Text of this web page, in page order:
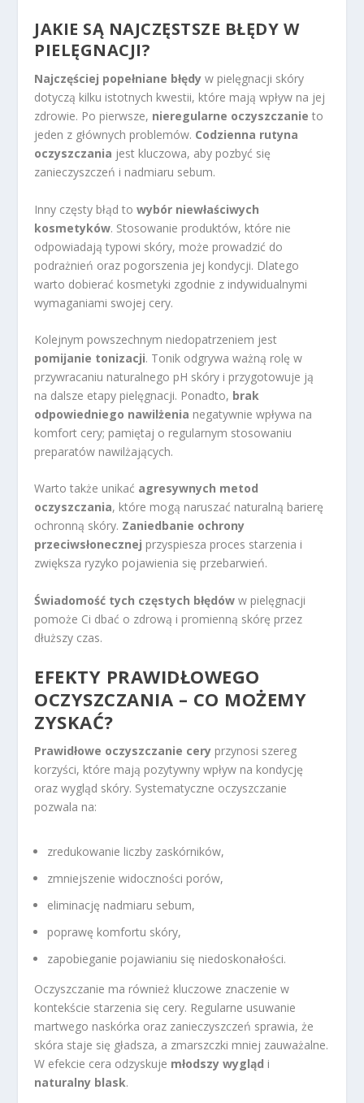
JAKIE SĄ NAJCZĘSTSZE BŁĘDY W
PIELĘGNACJI?
Najczęściej popełniane błędy w pielęgnacji skóry
dotyczą kilku istotnych kwestii, które mają wpływ na jej
zdrowie. Po pierwsze, nieregularne oczyszczanie to
jeden z głównych problemów. Codzienna rutyna
oczyszczania jest kluczowa, aby pozbyć się
zanieczyszczeń i nadmiaru sebum.
Inny częsty błąd towybór niewłaściwych
kosmetyków. Stosowanie produktów, które nie
odpowiadają typowi skóry, może prowadzić do
podrażnień oraz pogorszenia jej kondycji. Dlatego
warto dobierać kosmetyki zgodnie z indywidualnymi
wymaganiami swojej cery.
Kolejnym powszechnym niedopatrzeniem jest
pomijanie tonizacji. Tonik odgrywa ważną rolę w
przywracaniu naturalnego pH skóry i przygotowuje ją
na dalsze etapy pielęgnacji. Ponadto, brak
odpowiedniego nawilżenia negatywnie wpływa na
komfort cery; pamiętaj o regularnym stosowaniu
preparatów nawilżających.
Warto także unikać agresywnych metod
oczyszczania, które mogą naruszać naturalną barierę
ochronną skóry. Zaniedbanie ochrony
przeciwsłonecznej przyspiesza proces starzenia i
zwiększa ryzyko pojawienia się przebarwień.
Świadomość tych częstych błędów w pielęgnacji
pomoże Ci dbać o zdrową i promienną skórę przez
dłuższy czas.
EFEKTY PRAWIDŁOWEGO
OCZYSZCZANIA – CO MOŻEMY
ZYSKAĆ?
Prawidłowe oczyszczanie cery przynosi szereg
korzyści, które mają pozytywny wpływ na kondycję
oraz wygląd skóry. Systematyczne oczyszczanie
pozwala na:
zredukowanie liczby zaskórników,
zmniejszenie widoczności porów,
eliminację nadmiaru sebum,
poprawę komfortu skóry,
zapobieganie pojawianiu się niedoskonałości.
Oczyszczanie ma również kluczowe znaczenie w
kontekście starzenia się cery. Regularne usuwanie
martwego naskórka oraz zanieczyszczeń sprawia, że
skóra staje się gładsza, a zmarszczki mniej zauważalne.
W efekcie cera odzyskuje młodszy wygląd i
naturalny blask.